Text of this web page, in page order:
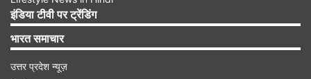
Advertisement
इंडिया टीवी पर ट्रेंडिंग
भारत समाचार
उत्तर प्रदेश न्यूज़